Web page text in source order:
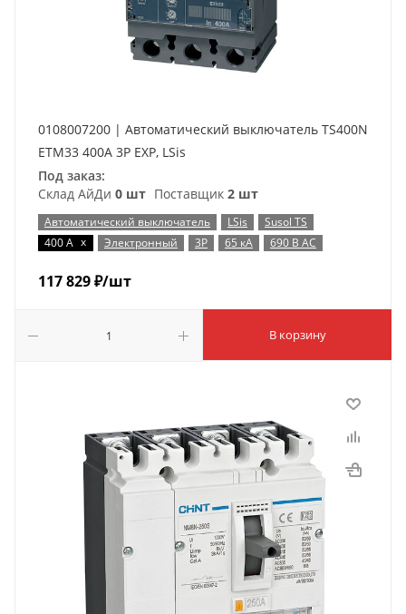
0108007200 | Автоматический выключатель TS400N
ETM33 400A 3P EXP, LSis
Под заказ:
Склад АйДи 0 шт Поставщик 2 шт
Автоматический выключатель LSis
Susol TS
400 А x Электронный 3P 65 кА 690 В AC
117 829₽/шт
В корзину